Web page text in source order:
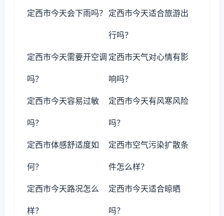
定西市今天会下雨吗？ 定西市今天适合旅游出
行吗？
定西市今天需要开空调
吗？
定西市天气对心情有影
响吗？
定西市今天容易过敏
吗？
定西市今天有风寒风险
吗？
定西市体感舒适度如
何？
定西市空气污染扩散条
件怎么样？
定西市今天路况怎么
样？
定西市今天适合晾晒
吗？